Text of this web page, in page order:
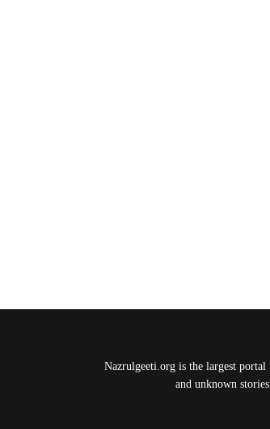
Nazrulgeeti.org is the largest
and unknown